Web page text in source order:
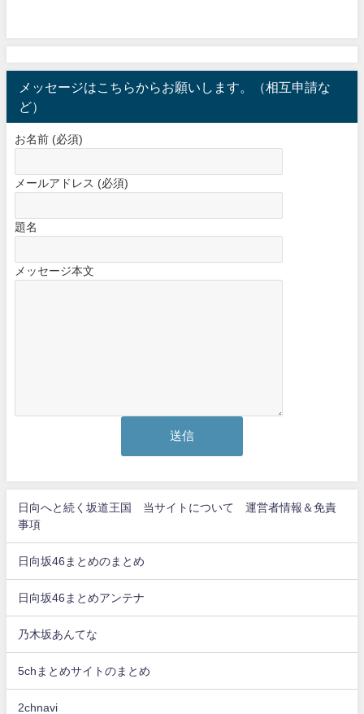
メッセージはこちらからお願いします。（相互申請な
ど）
お名前 (必須)
メールアドレス (必須)
題名
メッセージ本文
日向へと続く坂道王国 当サイトについて 運営者情報＆免責
事項
日向坂46まとめのまとめ
日向坂46まとめアンテナ
乃木坂あんてな
5chまとめサイトのまとめ
2chnavi